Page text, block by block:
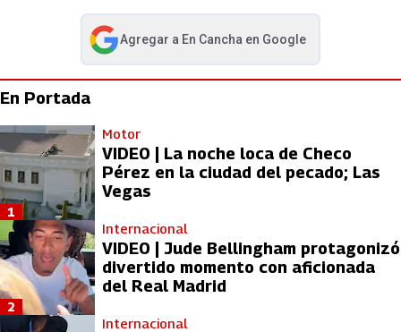
Agregar a En Cancha en Google
abre en nueva pestaña
En Portada
Motor
VIDEO | La noche loca de Checo
Pérez en la ciudad del pecado; Las
Vegas
1
Internacional
VIDEO | Jude Bellingham protagonizó
divertido momento con aficionada
del Real Madrid
2
Internacional